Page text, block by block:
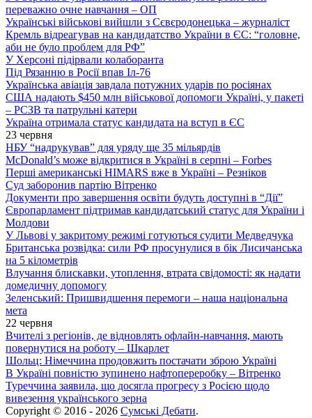
переважно очне навчання – ОП
Українські військові вийшли з Сєвєродонецька – журналіст
Кремль відреагував на кандидатство України в ЄС: “головне,
аби не було проблем для РФ”
У Херсоні підірвали колаборанта
Під Рязанню в Росії впав Іл-76
Українська авіація завдала потужних ударів по росіянах
США надають $450 млн військової допомоги Україні, у пакеті
– РСЗВ та патрульні катери
Україна отримала статус кандидата на вступ в ЄС
23 червня
НБУ “надрукував” для уряду ще 35 мільярдів
McDonald’s може відкритися в Україні в серпні – Forbes
Перші американські HIMARS вже в Україні – Резніков
Суд заборонив партію Вітренко
Документи про завершення освіти будуть доступні в “Дії”
Європарламент підтримав кандидатський статус для України і
Молдови
У Львові у закритому режимі готуються судити Медведчука
Британська розвідка: сили РФ просунулися в бік Лисичанська
на 5 кілометрів
Влучання блискавки, утоплення, втрата свідомості: як надати
домедичну допомогу
Зеленський: Пришвидшення перемоги – наша національна
мета
22 червня
Вчителі з регіонів, де відновлять офлайн-навчання, мають
повернутися на роботу – Шкарлет
Шольц: Німеччина продовжить постачати зброю Україні
В Україні повністю зупинено нафтопереробку – Вітренко
Туреччина заявила, що досягла прогресу з Росією щодо
вивезення українського зерна
Copyright © 2016 - 2026 Сумські Дебати.